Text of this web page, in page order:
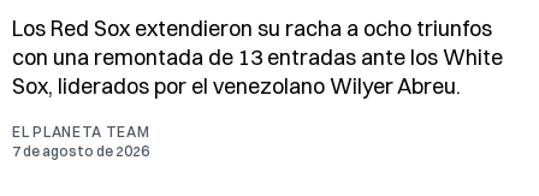
Los Red Sox extendieron su racha a ocho triunfos
con una remontada de 13 entradas ante los White
Sox, liderados por el venezolano Wilyer Abreu.
EL PLANETA TEAM
7 de agosto de 2026